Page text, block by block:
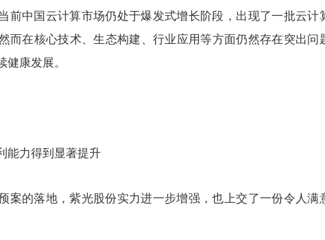
前中国云计算市场仍处于爆发式增长阶段，出现了一批云计
而在核心技术、生态构建、行业应用等方面仍然存在突出问
康发展。
能力得到显著提升
案的落地，紫光股份实力进一步增强，也上交了一份令人满